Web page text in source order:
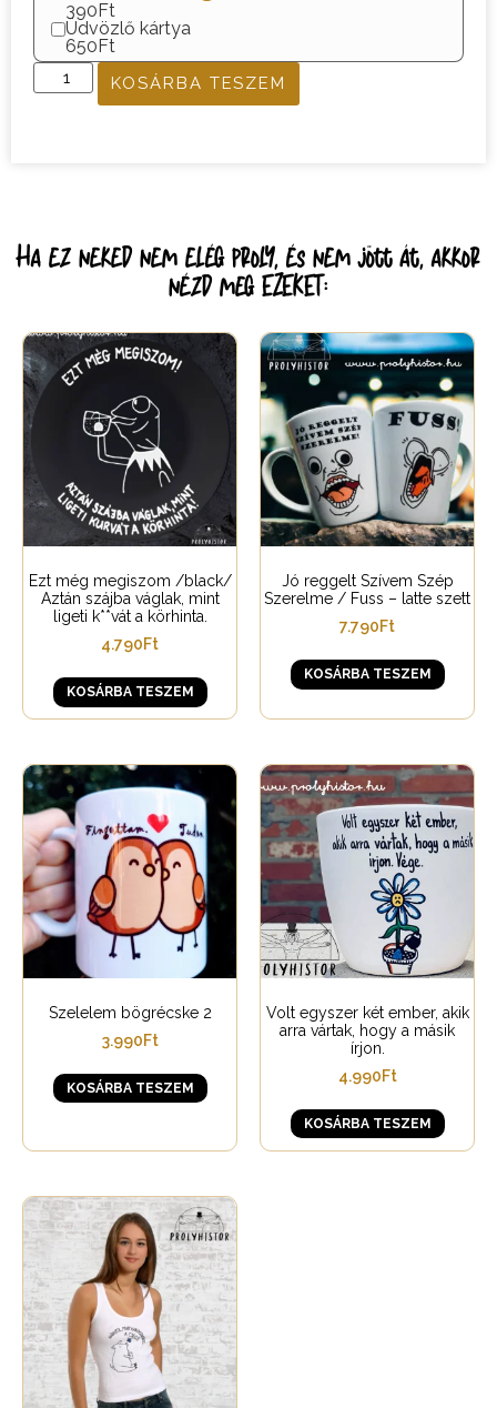
390Ft
Üdvözlő kártya
650Ft
KOSÁRBA TESZEM
Ha ez neked nem elég proly, és nem jött át, akkor
nézd meg EZEKET:
Ezt még megiszom /black/
Aztán szájba váglak, mint
ligeti k**vát a körhinta.
4.790Ft
KOSÁRBA TESZEM
Jó reggelt Szívem Szép
Szerelme / Fuss – latte szett
7.790Ft
KOSÁRBA TESZEM
Szelelem bögrécske 2
3.990Ft
KOSÁRBA TESZEM
Volt egyszer két ember, akik
arra vártak, hogy a másik
írjon.
4.990Ft
KOSÁRBA TESZEM